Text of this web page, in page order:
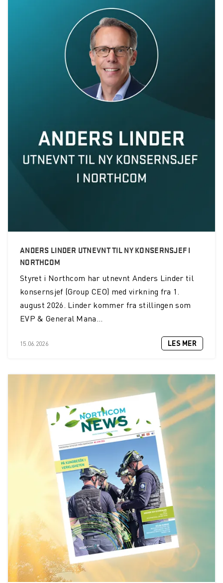
ANDERS LINDER UTNEVNT TIL NY KONSERNSJEF I
NORTHCOM
Styret i Northcom har utnevnt Anders Linder til
konsernsjef (Group CEO) med virkning fra 1.
august 2026. Linder kommer fra stillingen som
EVP & General Mana...
15.06.2026 LES MER